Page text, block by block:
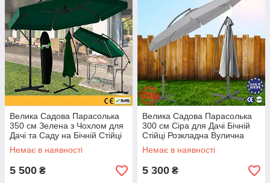
Велика Садова Парасолька
350 см Зелена з Чохлом для
Дачі та Саду на Бічній Стійці
Розкладна Вулична з
Нахилом GardenLine
Немає в наявності
5 500 ₴
Велика Садова Парасолька
300 см Сіра для Дачі Бічній
Стійці Розкладна Вулична
Парасолька 3 м з Нахилом
Funfit Garden Green
Немає в наявності
5 300 ₴